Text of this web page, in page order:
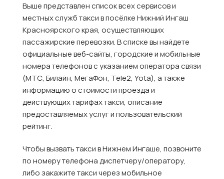
Выше представлен список всех сервисов и
местных служб такси в посёлке Нижний Ингаш
Красноярского края, осуществляющих
пассажирские перевозки. В списке вы найдете
официальные веб-сайты, городские и мобильные
номера телефонов с указанием оператора связи
(МТС, Билайн, МегаФон, Tele2, Yota), а также
информацию о стоимости проезда и
действующих тарифах такси, описание
предоставляемых услуг и пользовательский
рейтинг.
Чтобы вызвать такси в Нижнем Ингаше, позвоните
по номеру телефона диспетчеру/оператору,
либо закажите такси через мобильное